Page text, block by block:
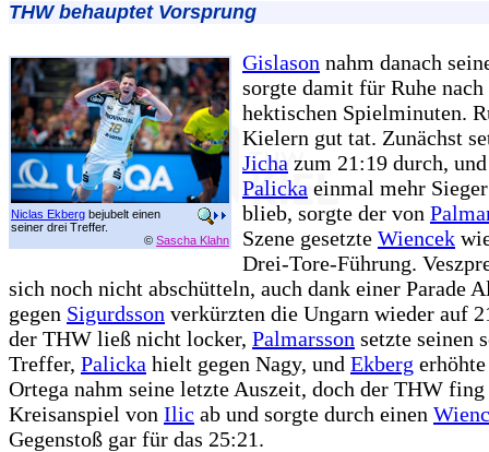
THW behauptet Vorsprung
Niclas Ekberg bejubelt einen
seiner drei Treffer.
© Sascha Klahn
Gislason nahm danach
sorgte damit für Ruhe
hektischen Spielminuten.
Kielern gut tat. Zunächst
Jicha zum 21:19 durch,
Palicka einmal mehr
blieb, sorgte der von
Szene gesetzte Wiencek
Drei-Tore-Führung.
sich noch nicht abschütteln, auch dank einer Parade
gegen Sigurdsson verkürzten die Ungarn wieder auf
der THW ließ nicht locker, Palmarsson setzte seinen
Treffer, Palicka hielt gegen Nagy, und Ekberg
Ortega nahm seine letzte Auszeit, doch der THW fing
Kreisanspiel von Ilic ab und sorgte durch einen
Gegenstoß gar für das 25:21.